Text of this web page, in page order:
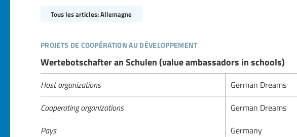
Tous les articles: Allemagne
projets de coopération au développement
Wertebotschafter an Schulen (value ambassadors in schools)
Host organizations German Dreams
Cooperating organizations German Dreams
Pays Germany